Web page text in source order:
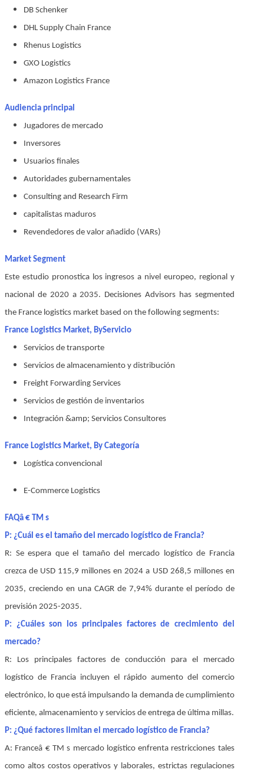
DB Schenker
DHL Supply Chain France
Rhenus Logistics
GXO Logistics
Amazon Logistics France
Audiencia principal
Jugadores de mercado
Inversores
Usuarios finales
Autoridades gubernamentales
Consulting and Research Firm
capitalistas maduros
Revendedores de valor añadido (VARs)
Market Segment
Este estudio pronostica los ingresos a nivel europeo, regional y
nacional de 2020 a 2035. Decisiones Advisors has segmented
the France logistics market based on the following segments:
France Logistics Market, ByServicio
Servicios de transporte
Servicios de almacenamiento y distribución
Freight Forwarding Services
Servicios de gestión de inventarios
Integración &amp; Servicios Consultores
France Logistics Market, By Categoría
Logística convencional
E-Commerce Logistics
FAQâ € TM s
P: ¿Cuál es el tamaño del mercado logístico de Francia?
R: Se espera que el tamaño del mercado logístico de Francia
crezca de USD 115,9 millones en 2024 a USD 268,5 millones en
2035, creciendo en una CAGR de 7,94% durante el período de
previsión 2025-2035.
P: ¿Cuáles son los principales factores de crecimiento del
mercado?
R: Los principales factores de conducción para el mercado
logístico de Francia incluyen el rápido aumento del comercio
electrónico, lo que está impulsando la demanda de cumplimiento
eficiente, almacenamiento y servicios de entrega de última millas.
P: ¿Qué factores limitan el mercado logístico de Francia?
A: Franceâ € TM s mercado logístico enfrenta restricciones tales
como altos costos operativos y laborales, estrictas regulaciones